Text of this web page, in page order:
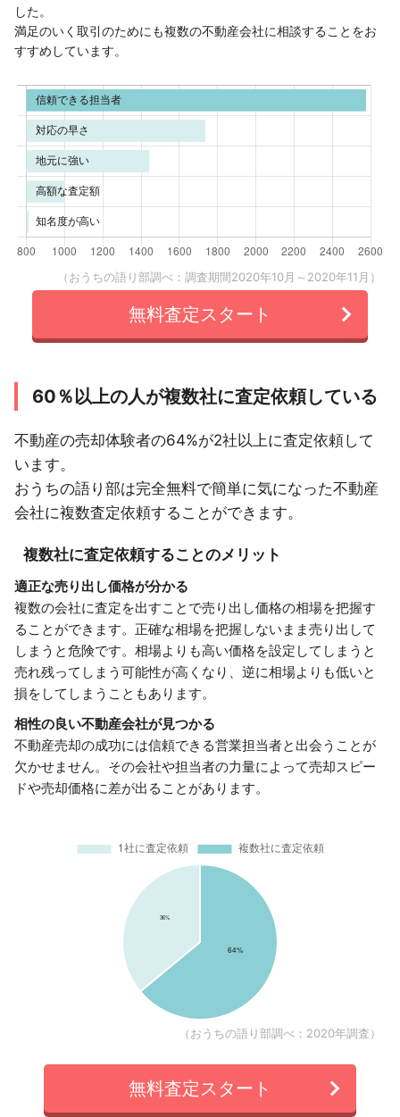
した。
満足のいく取引のためにも複数の不動産会社に相談することをお
すすめしています。
（おうちの語り部調べ：調査期間2020年10月～2020年11月）
無料査定スタート
60％以上の人が複数社に査定依頼している
不動産の売却体験者の64%が2社以上に査定依頼して
います。
おうちの語り部は完全無料で簡単に気になった不動産
会社に複数査定依頼することができます。
複数社に査定依頼することのメリット
適正な売り出し価格が分かる
複数の会社に査定を出すことで売り出し価格の相場を把握す
ることができます。正確な相場を把握しないまま売り出して
しまうと危険です。相場よりも高い価格を設定してしまうと
売れ残ってしまう可能性が高くなり、逆に相場よりも低いと
損をしてしまうこともあります。
相性の良い不動産会社が見つかる
不動産売却の成功には信頼できる営業担当者と出会うことが
欠かせません。その会社や担当者の力量によって売却スピー
ドや売却価格に差が出ることがあります。
（おうちの語り部調べ：2020年調査）
無料査定スタート